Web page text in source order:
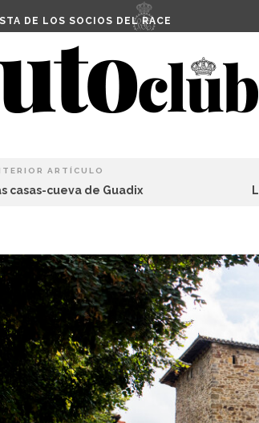
DE LOS SOCIOS DEL RACE
ARTÍCULO
casas-cueva de Guadix